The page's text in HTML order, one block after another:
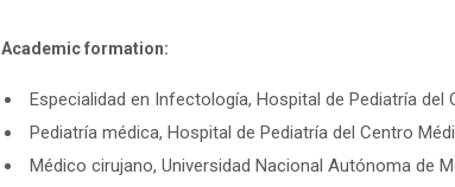
Academic formation:
Especialidad en Infectología, Hospital de Pediatría del
Pediatría médica, Hospital de Pediatría del Centro
Médico cirujano, Universidad Nacional Autónoma de